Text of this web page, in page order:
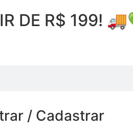
DE R$ 199!
/ Cadastrar